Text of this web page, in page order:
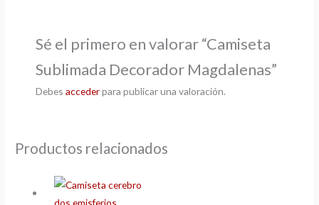
Sé el primero en valorar “Camiseta
Sublimada Decorador Magdalenas”
Debesaccederpara publicar una valoración.
Productos relacionados